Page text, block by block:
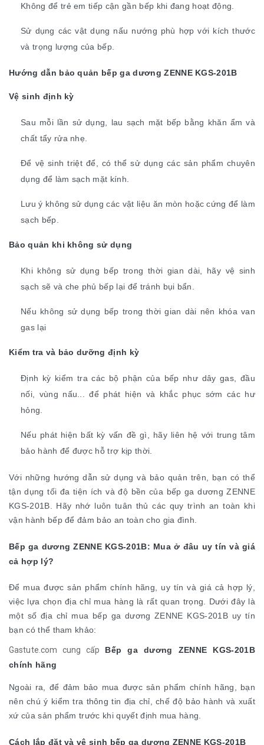
Không để trẻ em tiếp cận gần bếp khi đang hoạt động.
Sử dụng các vật dụng nấu nướng phù hợp với kích thước
và trọng lượng của bếp.
Hướng dẫn bảo quản bếp ga dương ZENNE KGS-201B
Vệ sinh định kỳ
Sau mỗi lần sử dụng, lau sạch mặt bếp bằng khăn ẩm và
chất tẩy rửa nhẹ.
Để vệ sinh triệt để, có thể sử dụng các sản phẩm chuyên
dụng để làm sạch mặt kính.
Lưu ý không sử dụng các vật liệu ăn mòn hoặc cứng để làm
sạch bếp.
Bảo quản khi không sử dụng
Khi không sử dụng bếp trong thời gian dài, hãy vệ sinh
sạch sẽ và che phủ bếp lại để tránh bụi bẩn.
Nếu không sử dụng bếp trong thời gian dài nên khóa van
gas lại
Kiểm tra và bảo dưỡng định kỳ
Định kỳ kiểm tra các bộ phận của bếp như dây gas, đầu
nối, vùng nấu... để phát hiện và khắc phục sớm các hư
hỏng.
Nếu phát hiện bất kỳ vấn đề gì, hãy liên hệ với trung tâm
bảo hành để được hỗ trợ kịp thời.
Với những hướng dẫn sử dụng và bảo quản trên, bạn có thể
tận dụng tối đa tiện ích và độ bền của bếp ga dương ZENNE
KGS-201B. Hãy nhớ luôn tuân thủ các quy trình an toàn khi
vận hành bếp để đảm bảo an toàn cho gia đình.
Bếp ga dương ZENNE KGS-201B: Mua ở đâu uy tín và giá
cả hợp lý?
Để mua được sản phẩm chính hãng, uy tín và giá cả hợp lý,
việc lựa chọn địa chỉ mua hàng là rất quan trọng. Dưới đây là
một số địa chỉ mua bếp ga dương ZENNE KGS-201B uy tín
bạn có thể tham khảo:
Gastute.com cung cấp Bếp ga dương ZENNE KGS-201B
chính hãng
Ngoài ra, để đảm bảo mua được sản phẩm chính hãng, bạn
nên chú ý kiểm tra thông tin địa chỉ, chế độ bảo hành và xuất
xứ của sản phẩm trước khi quyết định mua hàng.
Cách lắp đặt và vệ sinh bếp ga dương ZENNE KGS-201B